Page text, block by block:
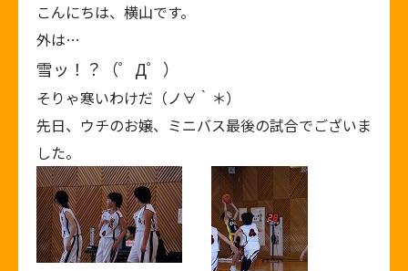
こんにちは、横山です。
外は…
雪ッ！？（゜Д゜）
そりゃ寒いわけだ（ノ∀｀＊）
先日、ウチのお嬢、ミニバス最後の試合でございま
した。